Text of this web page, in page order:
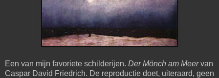
Een van mijn favoriete schilderijen. Der Mönch am Meervan
Caspar David Friedrich. De reproductie doet, uiteraard, geen